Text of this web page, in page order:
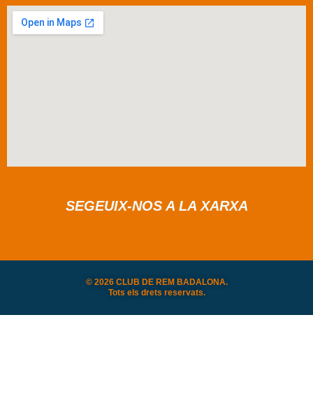
SEGEUIX-NOS A LA XARXA
© 2026 CLUB DE REM BADALONA.
Tots els drets reservats.